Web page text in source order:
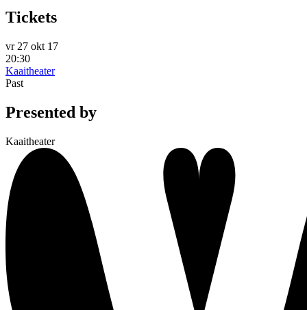
Tickets
vr 27 okt 17
20:30
Kaaitheater
Past
Presented by
Kaaitheater